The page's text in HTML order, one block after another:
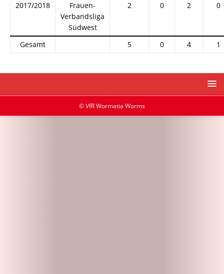
2017/2018
Frauen-
Verbandsliga
Südwest
2 0 2 0
Gesamt 5 0 4 1
© VfR Wormatia Worms